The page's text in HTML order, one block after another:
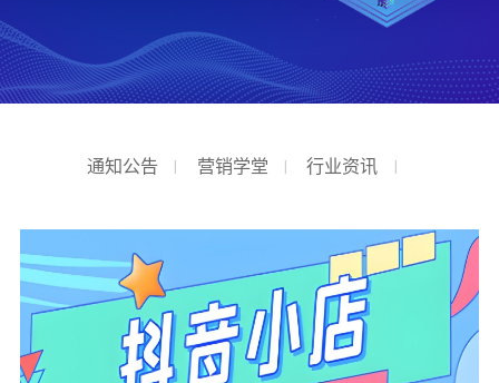
通知公告 营销学堂 行业资讯